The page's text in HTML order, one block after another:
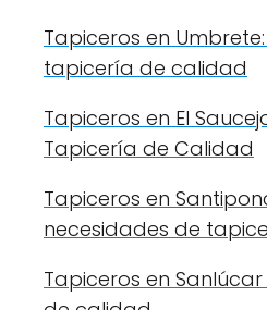
Tapiceros en
tapicería de calidad
Tapiceros en El
Tapicería de Calidad
Tapiceros en
necesidades de
Tapiceros en